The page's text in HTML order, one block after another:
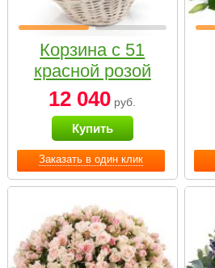
Заказать в один клик
Корзина с 51
красной розой
12 040 руб.
Купить